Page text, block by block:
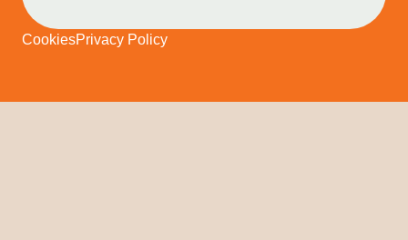
CookiesPrivacy Policy